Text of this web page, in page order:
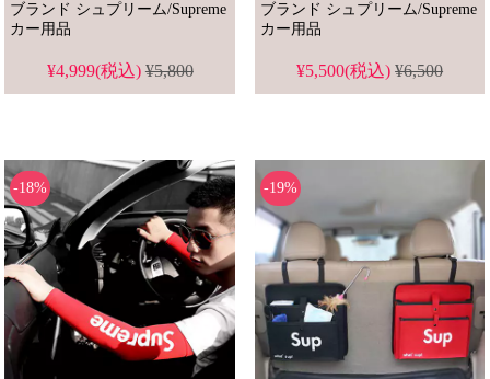
ブランド シュプリーム/Supreme
カー用品
¥4,999(税込)¥5,800
ブランド シュプリーム/Supreme
カー用品
¥5,500(税込)¥6,500
-18% -19%